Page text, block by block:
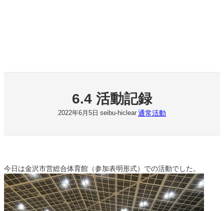
6.4 活動記録
2022年6月5日 seibu-hiclear 通常活動
今日は金沢市営総合体育館（参加表明形式）での活動でした。